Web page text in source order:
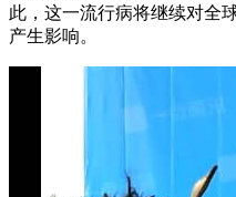
此，这一流行病将继续对全
产生影响。